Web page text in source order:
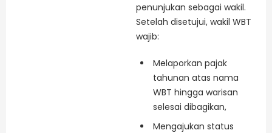
penunjukan sebagai wakil.
Setelah disetujui, wakil WBT
wajib:
Melaporkan pajak
tahunan atas nama
WBT hingga warisan
selesai dibagikan,
Mengajukan status